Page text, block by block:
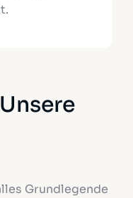
Grundlegende